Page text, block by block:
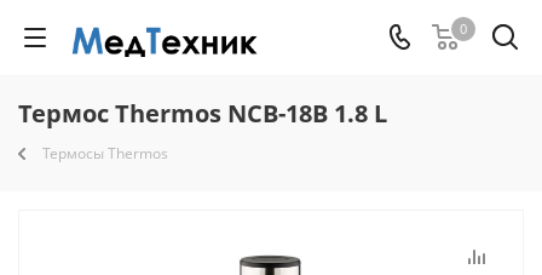
0
Термос Thermos NCB-18B 1.8 L
Термосы Thermos